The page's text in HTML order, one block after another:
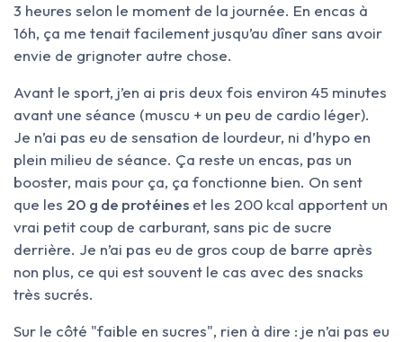
3 heures selon le moment de la journée. En encas à
16h, ça me tenait facilement jusqu’au dîner sans avoir
envie de grignoter autre chose.
Avant le sport, j’en ai pris deux fois environ 45 minutes
avant une séance (muscu + un peu de cardio léger).
Je n’ai pas eu de sensation de lourdeur, ni d’hypo en
plein milieu de séance. Ça reste un encas, pas un
booster, mais pour ça, ça fonctionne bien. On sent
que les 20 g de protéines et les 200 kcal apportent un
vrai petit coup de carburant, sans pic de sucre
derrière. Je n’ai pas eu de gros coup de barre après
non plus, ce qui est souvent le cas avec des snacks
très sucrés.
Sur le côté "faible en sucres", rien à dire : je n’ai pas eu